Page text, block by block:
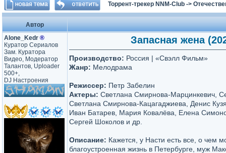
Торрент-трекер NNM-Club ->
Автор
Alone_Kedr ®
Куратор Сериалов
Зам. Куратора
Видео, Модератор
Талантов, Uploader
500+,
DJ Настроения
Запасная жена
Производство: Россия | «Свэлл Фильм»
Жанр: Мелодрама
Режиссер: Петр Забелин
Актеры: Светлана Смирнова-Марцинкевич,
Светлана Смирнова-Кацагаджиева, Денис
Иван Батарев, Мария Ковалёва, Елена
Сергей Шоколов и др.
Описание: Кажется, у Насти есть все, о чем
благоустроенная жизнь в Петербурге, муж